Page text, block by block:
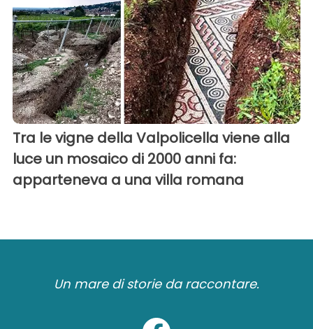
Tra le vigne della Valpolicella viene alla
luce un mosaico di 2000 anni fa:
apparteneva a una villa romana
Un mare di storie da raccontare.